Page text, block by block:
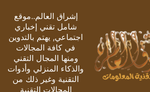
إشراق العالم..موقع
شامل تقني إخباري
اجتماعي, يهتم بالتدوين
في كافة المجالات
ومنها المجال التقني
والذكاء المنزلي وأدوات
التقنية وغير ذلك من
المجالات التقنية